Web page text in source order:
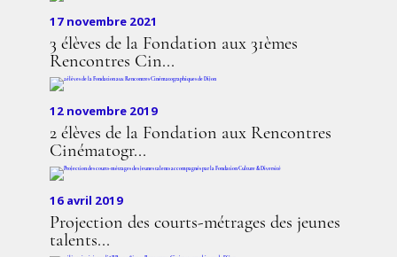
17 novembre 2021
3 élèves de la Fondation aux 31èmes
Rencontres Cin...
12 novembre 2019
2 élèves de la Fondation aux Rencontres
Cinématogr...
16 avril 2019
Projection des courts-métrages des jeunes
talents...